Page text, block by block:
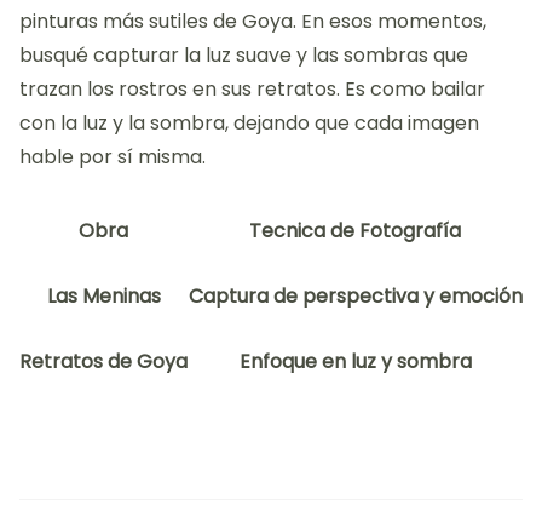
pinturas más sutiles de Goya. En esos momentos,
busqué capturar la luz suave y las sombras que
trazan los rostros en sus retratos. Es como bailar
con la luz y la sombra, dejando que cada imagen
hable por sí misma.
Obra Tecnica de Fotografía
Las Meninas Captura de perspectiva y emoción
Retratos de Goya Enfoque en luz y sombra